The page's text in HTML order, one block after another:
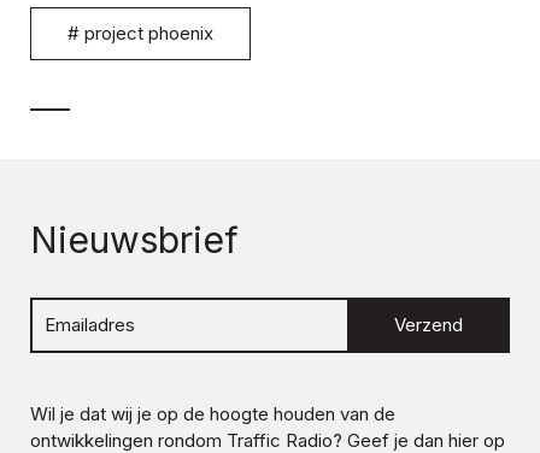
# project phoenix
Nieuwsbrief
Verzend
Wil je dat wij je op de hoogte houden van de
ontwikkelingen rondom Traffic Radio? Geef je dan hier op